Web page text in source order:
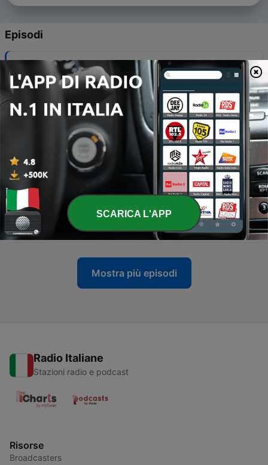
Episodi
40 - Victor Lustig
28 Giu 2026
39 Ernest Shackleton
06 Giu 2026
Enzo Jannacci
28 Feb 2026
37 - L'albero di Natale
18 Dic 2025
36 - Hedy Lamarr
26 Nov 2025
Mostra più episodi
Radio Italiane
Stazioni radio e podcast
Risorse
Broadcasters
SCARICA L'APP